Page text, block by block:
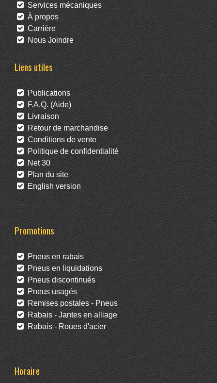
Services mécaniques
À propos
Carrière
Nous Joindre
Liens utiles
Publications
F.A.Q. (Aide)
Livraison
Retour de marchandise
Conditions de vente
Politique de confidentialité
Net 30
Plan du site
English version
Promotions
Pneus en rabais
Pneus en liquidations
Pneus discontinués
Pneus usagés
Remises postales - Pneus
Rabais - Jantes en alliage
Rabais - Roues d'acier
Horaire